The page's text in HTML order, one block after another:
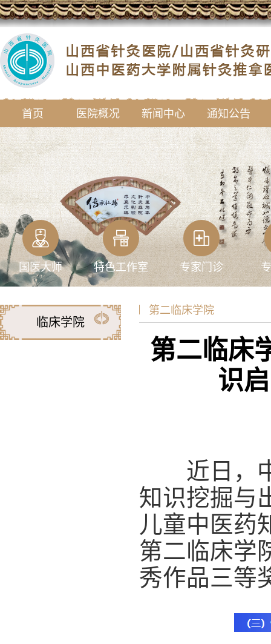
首页 医院概况 新闻中心 通知公告
国医大师 特色工作室 专家门诊
临床学院
第二临床学院
第二临床
识
近日，中
知识挖掘与
儿童中医药
第二临床学
秀作品三等